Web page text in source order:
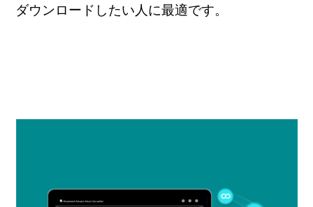
ダウンロードしたい人に最適です。